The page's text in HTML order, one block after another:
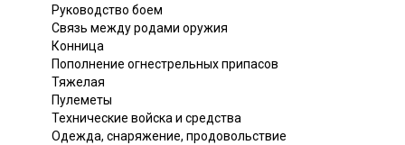
Руководство боем
Связь между родами оружия
Конница
Пополнение огнестрельных припасов
Тяжелая
Пулеметы
Технические войска и средства
Одежда, снаряжение, продовольствие